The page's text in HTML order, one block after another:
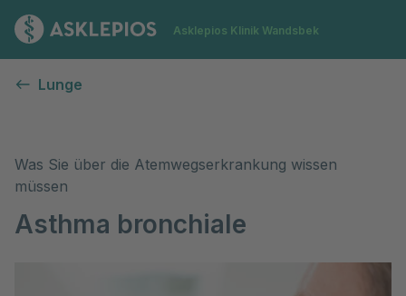
Zur Startseite
Asklepios Klinik Wandsbek
Lunge
Was Sie über die Atemwegserkrankung wissen
müssen
Asthma bronchiale